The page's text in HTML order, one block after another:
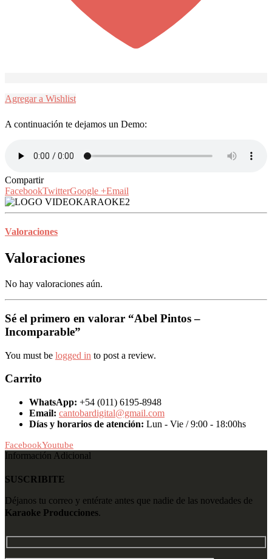
Agregar a Wishlist
A continuación te dejamos un Demo:
Compartir
FacebookTwitterGoogle +Email
Valoraciones
Valoraciones
No hay valoraciones aún.
Sé el primero en valorar “Abel Pintos –
Incomparable”
You must be logged in to post a review.
Carrito
WhatsApp: +54 (011) 6195-8948
Email: cantobardigital@gmail.com
Días y horarios de atención: Lun - Vie / 9:00 - 18:00hs
FacebookYoutube
Información Adicional
SUSCRIBITE
Déjanos tu correo y entérate antes que nadie de las novedades de
Karaoke Producciones.